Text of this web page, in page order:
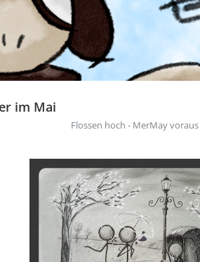
im Mai
Flossen hoch - MerMay voraus